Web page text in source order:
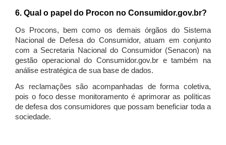
6. Qual o papel do Procon no Consumidor.gov.br?
Os Procons, bem como os demais órgãos do Sistema
Nacional de Defesa do Consumidor, atuam em conjunto
com a Secretaria Nacional do Consumidor (Senacon) na
gestão operacional do Consumidor.gov.br e também na
análise estratégica de sua base de dados.
As reclamações são acompanhadas de forma coletiva,
pois o foco desse monitoramento é aprimorar as políticas
de defesa dos consumidores que possam beneficiar toda a
sociedade.